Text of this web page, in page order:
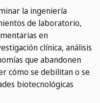
la ingeniería
de laboratorio,
en
clínica, análisis
que abandonen
cómo se debilitan o se
biotecnológicas